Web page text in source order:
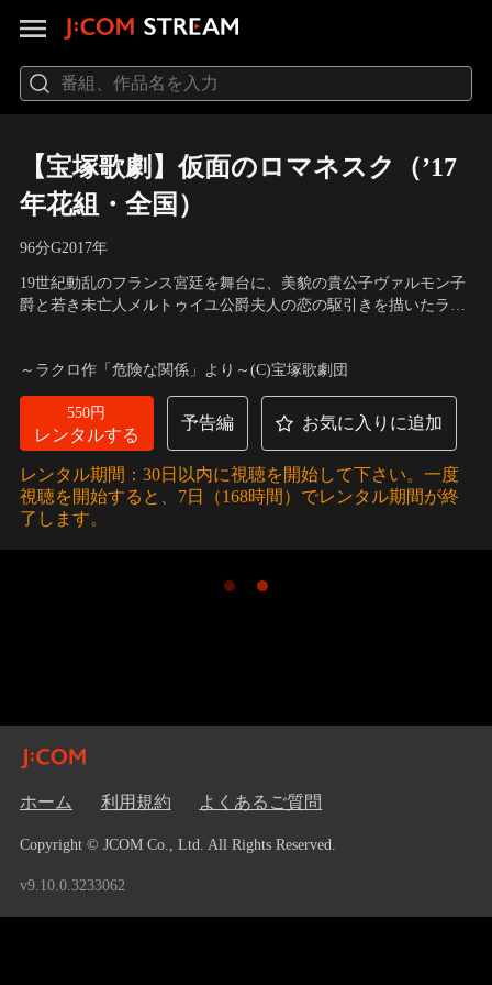
【宝塚歌劇】仮面のロマネスク（’17
年花組・全国）
96分G2017年
19世紀動乱のフランス宮廷を舞台に、美貌の貴公子ヴァルモン子
爵と若き未亡人メルトゥイユ公爵夫人の恋の駆引きを描いたラブ
～ラクロ作「危険な関係」より～(C)宝塚歌劇団
550円
レンタルする
予告編 お気に入りに追加
レンタル期間：30日以内に視聴を開始して下さい。一度
視聴を開始すると、7日（168時間）でレンタル期間が終
了します。
ホーム 利用規約 よくあるご質問
Copyright © JCOM Co., Ltd. All Rights Reserved.
v9.10.0.3233062